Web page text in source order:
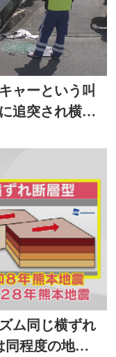
ャーという叫
追突され横
ム同じ横ずれ
程度の地震